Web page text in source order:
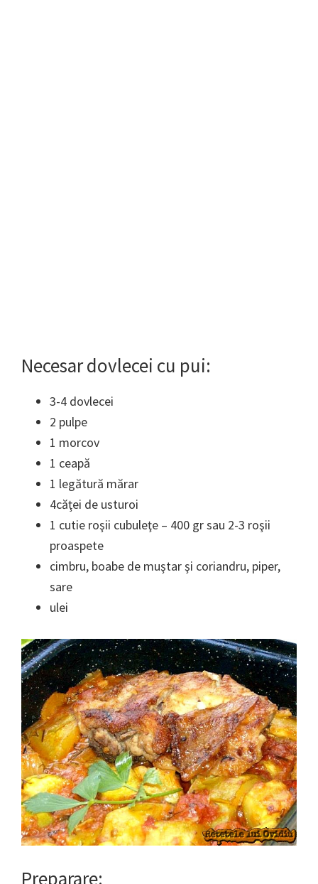
Necesar dovlecei cu pui:
3-4 dovlecei
2 pulpe
1 morcov
1 ceapă
1 legătură mărar
4căţei de usturoi
1 cutie roşii cubuleţe – 400 gr sau 2-3 roşii
proaspete
cimbru, boabe de muştar şi coriandru, piper,
sare
ulei
Preparare: